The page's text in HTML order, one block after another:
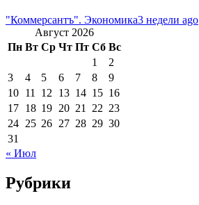
"Коммерсантъ". Экономика3 недели ago
Август 2026
Пн Вт Ср Чт Пт Сб Вс
1
2
3
4 5 6 7 8
9
10 11 12 13 14 15 16
17 18 19 20 21 22 23
24 25 26 27 28 29 30
31
« Июл
Рубрики